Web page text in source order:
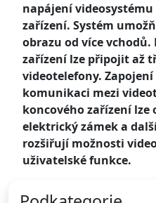
napájení
zařízení. Systém
obrazu od více
zařízení lze připojit až
videotelefony.
komunikaci mezi
koncového zařízení
elektrický zámek a
rozšiřují možnosti
uživatelské funkce.